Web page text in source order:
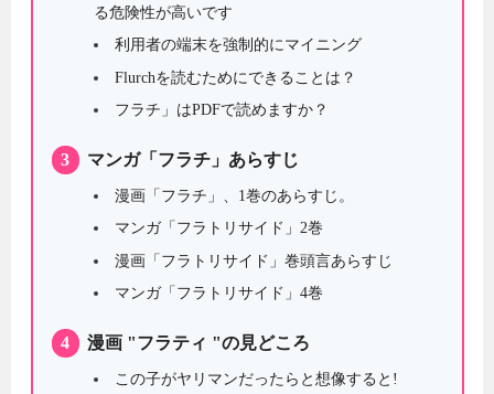
る危険性が高いです
利用者の端末を強制的にマイニング
Flurchを読むためにできることは？
フラチ」はPDFで読めますか？
3 マンガ「フラチ」あらすじ
漫画「フラチ」、1巻のあらすじ。
マンガ「フラトリサイド」2巻
漫画「フラトリサイド」巻頭言あらすじ
マンガ「フラトリサイド」4巻
4 漫画 "フラティ "の見どころ
この子がヤリマンだったらと想像すると!